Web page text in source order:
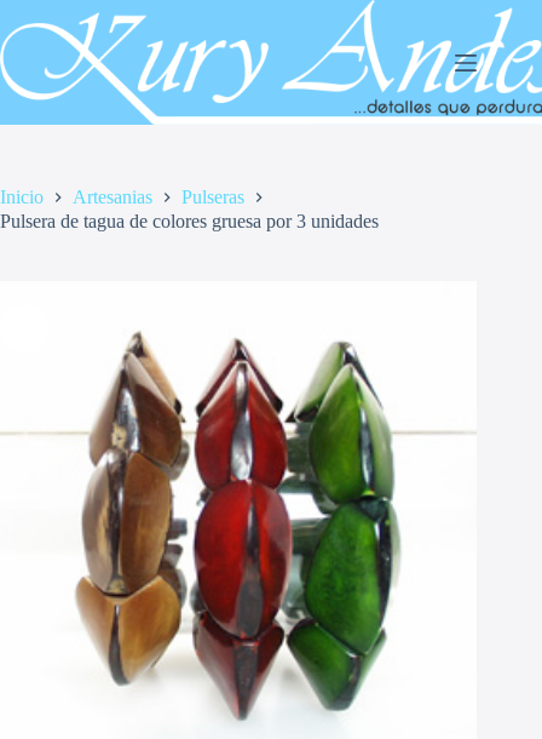
al
contenido
Inicio Artesanias
Pulseras
Pulsera de tagua de colores gruesa por 3 unidades